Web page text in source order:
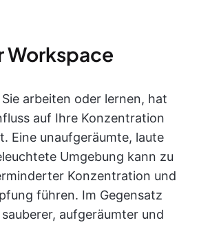
Workspace
arbeiten oder lernen, hat
auf Ihre Konzentration
Eine unaufgeräumte, laute
Umgebung kann zu
Konzentration und
führen. Im Gegensatz
aufgeräumter und